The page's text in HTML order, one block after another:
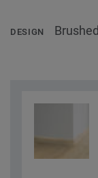
DESIGN